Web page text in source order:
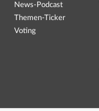
News-Podcast
Themen-Ticker
Voting